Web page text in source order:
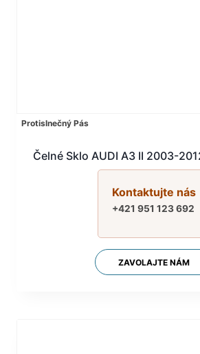
Protislnečný Pás
Čelné Sklo AUDI A3 II 2003-
Kontaktujte nás
+421 951 123 692
ZAVOLAJTE NÁM